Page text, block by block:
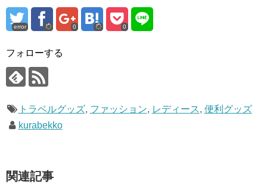
error 0 0
フォローする
トラベルグッズ, ファッション, レディース, 便利グッズ
kurabekko
関連記事